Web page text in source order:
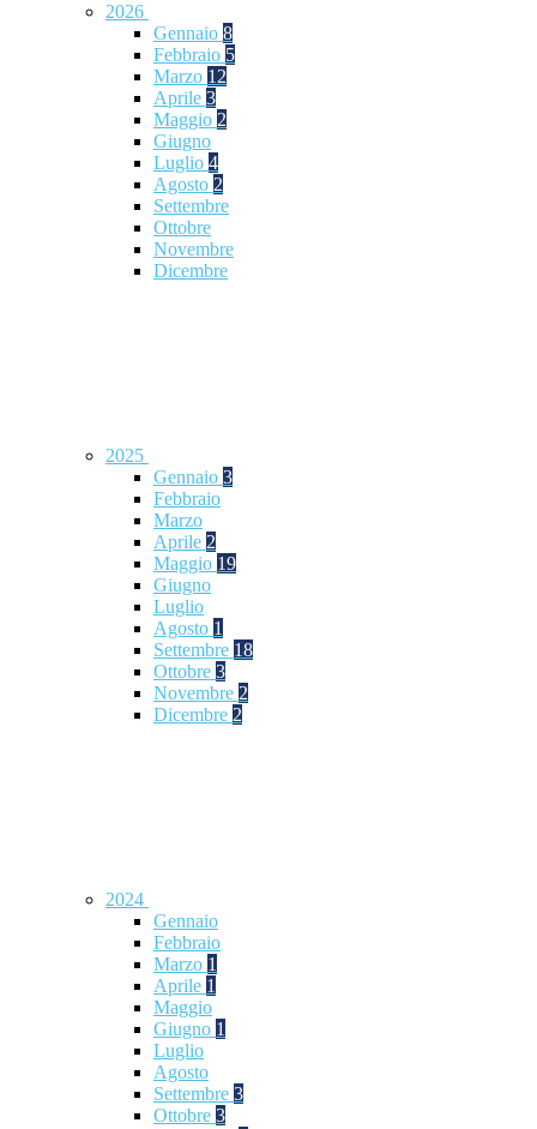
2026
Gennaio 8
Febbraio 5
Marzo 12
Aprile 3
Maggio 2
Giugno
Luglio 4
Agosto 2
Settembre
Ottobre
Novembre
Dicembre
2025
Gennaio 3
Febbraio
Marzo
Aprile 2
Maggio 19
Giugno
Luglio
Agosto 1
Settembre 18
Ottobre 3
Novembre 2
Dicembre 2
2024
Gennaio
Febbraio
Marzo 1
Aprile 1
Maggio
Giugno 1
Luglio
Agosto
Settembre 3
Ottobre 3